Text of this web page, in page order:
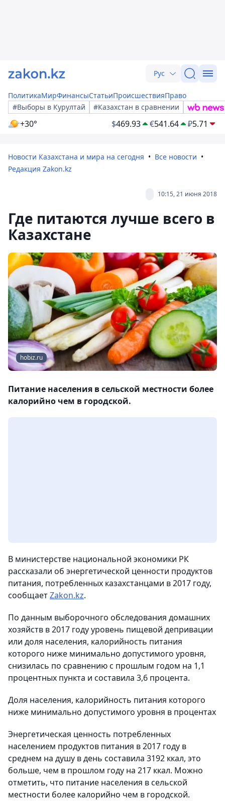
Рус
ПолитикаМирФинансыСтатьиПроисшествияПраво
#Выборы в Курултай
#Казахстан в сравнении
+30° $469.93 €541.64 ₽5.71
Новости Казахстана и мира на сегодня
Все новости
Редакция Zakon.kz
10:15, 21 июня 2018
Где питаются лучше всего в
Казахстане
hobiz.ru
Питание населения в сельской местности более
калорийно чем в городской.
В министерстве национальной экономики РК
рассказали об энергетической ценности продуктов
питания, потребленных казахстанцами в 2017 году,
сообщаетZakon.kz.
По данным выборочного обследования домашних
хозяйств в 2017 году уровень пищевой депривации
или доля населения, калорийность питания
которого ниже минимально допустимого уровня,
снизилась по сравнению с прошлым годом на 1,1
процентных пункта и составила 3,6 процента.
Доля населения, калорийность питания которого
ниже минимально допустимого уровня в процентах
Энергетическая ценность потребленных
населением продуктов питания в 2017 году в
среднем на душу в день составила 3192 ккал, это
больше, чем в прошлом году на 217 ккал. Можно
отметить, что питание населения в сельской
местности более калорийно чем в городской.